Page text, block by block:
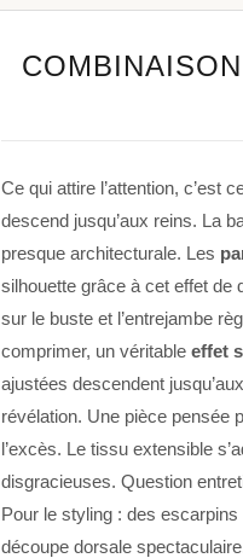
Ce qui attire l’attention, c’est
descend jusqu’aux reins. La
presque architecturale. Les
silhouette grâce à cet effet de
sur le buste et l’entrejambe
comprimer, un véritable effet
ajustées descendent
révélation. Une pièce pensée
l’excès. Le tissu extensible
disgracieuses. Question
Pour le styling : des
découpe dorsale